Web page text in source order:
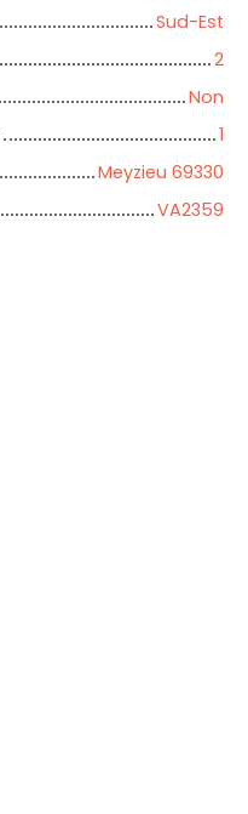
Sud-Est
2
Non
1
Meyzieu 69330
VA2359